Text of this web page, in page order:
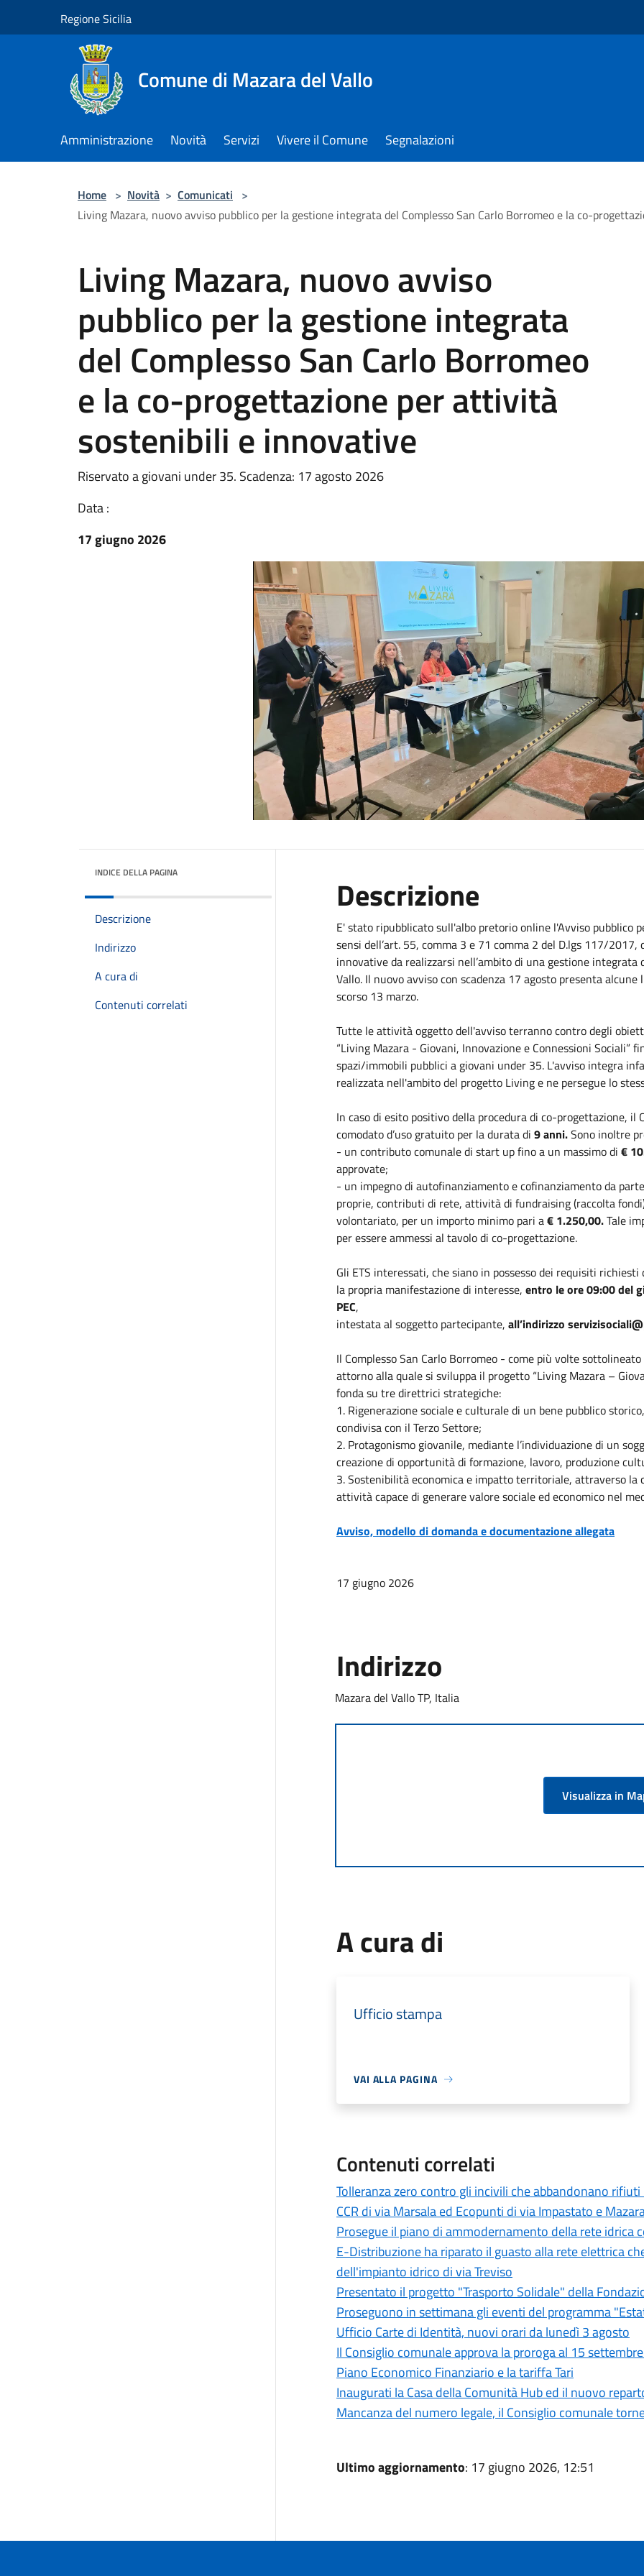
Regione Sicilia
Comune di Mazara del Vallo
Amministrazione Novità Servizi Vivere il Comune Segnalazioni
Home > Novità > Comunicati >
Living Mazara, nuovo avviso pubblico per la gestione integrata del Complesso San Carlo Borromeo e la co-
Living Mazara, nuovo avviso
pubblico per la gestione integrata
del Complesso San Carlo Borromeo
e la co-progettazione per attività
sostenibili e innovative
Riservato a giovani under 35. Scadenza: 17 agosto 2026
Data :
17 giugno 2026
INDICE DELLA PAGINA
Descrizione
Indirizzo
A cura di
Contenuti correlati
Descrizione
E' stato ripubblicato sull'albo pretorio online l'Avviso pubblico
sensi dell’art. 55, comma 3 e 71 comma 2 del D.lgs 117/
innovative da realizzarsi nell’ambito di una gestione integrata
Vallo. Il nuovo avviso con scadenza 17 agosto presenta
scorso 13 marzo.
Tutte le attività oggetto dell'avviso terranno contro degli
“Living Mazara - Giovani, Innovazione e Connessioni Sociali”
spazi/immobili pubblici a giovani under 35. L'avviso integra
realizzata nell'ambito del progetto Living e ne persegue lo
In caso di esito positivo della procedura di co-progettazione, il
comodato d’uso gratuito per la durata di 9 anni.Sono inoltre
- un contributo comunale di start up fino a un massimo di €
approvate;
- un impegno di autofinanziamento e cofinanziamento da
proprie, contributi di rete, attività di fundraising (raccolta
volontariato, per un importo minimo pari a€ 1.250,00.Tale
per essere ammessi al tavolo di co-progettazione.
Gli ETS interessati, che siano in possesso dei requisiti
la propria manifestazione di interesse, entro le ore 09:00 del
PEC,
intestata al soggetto partecipante, all’indirizzo
Il Complesso San Carlo Borromeo - come più volte
attorno alla quale si sviluppa il progetto “Living Mazara –
fonda su tre direttrici strategiche:
1. Rigenerazione sociale e culturale di un bene pubblico
condivisa con il Terzo Settore;
2. Protagonismo giovanile, mediante l’individuazione di un
creazione di opportunità di formazione, lavoro, produzione
3. Sostenibilità economica e impatto territoriale, attraverso
attività capace di generare valore sociale ed economico nel
Avviso, modello di domanda e documentazione allegata
17 giugno 2026
Indirizzo
Mazara del Vallo TP, Italia
Visualizza in
A cura di
Ufficio stampa
VAI ALLA PAGINA
Contenuti correlati
Tolleranza zero contro gli incivili che abbandonano
CCR di via Marsala ed Ecopunti di via Impastato e
Prosegue il piano di ammodernamento della rete idrica
E-Distribuzione ha riparato il guasto alla rete elettrica
dell'impianto idrico di via Treviso
Presentato il progetto "Trasporto Solidale" della
Proseguono in settimana gli eventi del programma
Ufficio Carte di Identità, nuovi orari da lunedì 3 agosto
Il Consiglio comunale approva la proroga al 15
Piano Economico Finanziario e la tariffa Tari
Inaugurati la Casa della Comunità Hub ed il nuovo
Mancanza del numero legale, il Consiglio comunale
Ultimo aggiornamento: 17 giugno 2026, 12:51